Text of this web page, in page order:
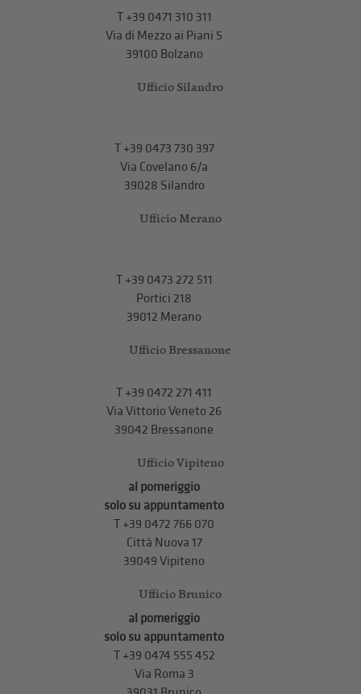
T+39 0471 310 311
Via di Mezzo ai Piani 5
39100 Bolzano
Ufficio Silandro
T+39 0473 730 397
Via Covelano 6/a
39028 Silandro
Ufficio Merano
T+39 0473 272 511
Portici 218
39012 Merano
Ufficio Bressanone
T +39 0472 271 411
Via Vittorio Veneto 26
39042 Bressanone
Ufficio Vipiteno
al pomeriggio
solo su appuntamento
T +39 0472 766 070
Città Nuova 17
39049 Vipiteno
Ufficio Brunico
al pomeriggio
solo su appuntamento
T+39 0474 555 452
Via Roma 3